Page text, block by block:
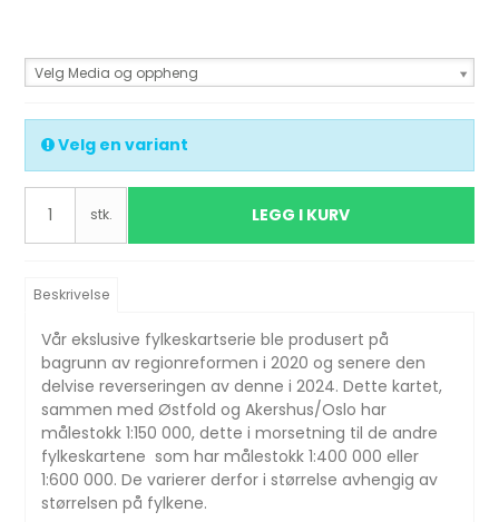
Velg Media og oppheng
Velg en variant
stk. LEGG I KURV
Beskrivelse
Vår ekslusive fylkeskartserie ble produsert på
bagrunn av regionreformen i 2020 og senere den
delvise reverseringen av denne i 2024. Dette kartet,
sammen med Østfold og Akershus/Oslo har
målestokk 1:150 000, dette i morsetning til de andre
fylkeskartene som har målestokk 1:400 000 eller
1:600 000. De varierer derfor i størrelse avhengig av
størrelsen på fylkene.